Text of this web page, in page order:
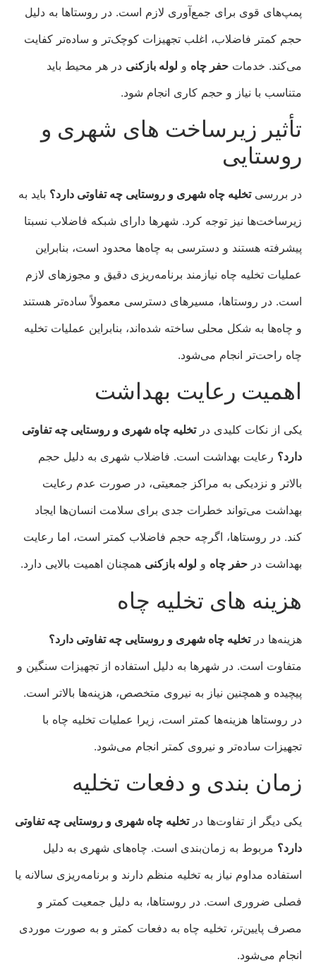
پمپ‌های قوی برای جمع‌آوری لازم است. در روستاها به دلیل
حجم کمتر فاضلاب، اغلب تجهیزات کوچک‌تر و ساده‌تر کفایت
می‌کند. خدمات حفر چاه و لوله بازکنی در هر محیط باید
متناسب با نیاز و حجم کاری انجام شود.
تأثیر زیرساخت‌ های شهری و
روستایی
در بررسیتخلیه چاه شهری و روستایی چه تفاوتی دارد؟ باید به
زیرساخت‌ها نیز توجه کرد. شهرها دارای شبکه فاضلاب نسبتا
پیشرفته هستند و دسترسی به چاه‌ها محدود است، بنابراین
عملیات تخلیه چاه نیازمند برنامه‌ریزی دقیق و مجوزهای لازم
است. در روستاها، مسیرهای دسترسی معمولاً ساده‌تر هستند
و چاه‌ها به شکل محلی ساخته شده‌اند، بنابراین عملیات تخلیه
چاه راحت‌تر انجام می‌شود.
اهمیت رعایت بهداشت
یکی از نکات کلیدی درتخلیه چاه شهری و روستایی چه تفاوتی
دارد؟ رعایت بهداشت است. فاضلاب شهری به دلیل حجم
بالاتر و نزدیکی به مراکز جمعیتی، در صورت عدم رعایت
بهداشت می‌تواند خطرات جدی برای سلامت انسان‌ها ایجاد
کند. در روستاها، اگرچه حجم فاضلاب کمتر است، اما رعایت
بهداشت در حفر چاه و لوله بازکنی همچنان اهمیت بالایی دارد.
هزینه‌ های تخلیه چاه
هزینه‌ها درتخلیه چاه شهری و روستایی چه تفاوتی دارد؟
متفاوت است. در شهرها به دلیل استفاده از تجهیزات سنگین و
پیچیده و همچنین نیاز به نیروی متخصص، هزینه‌ها بالاتر است.
در روستاها هزینه‌ها کمتر است، زیرا عملیات تخلیه چاه با
تجهیزات ساده‌تر و نیروی کمتر انجام می‌شود.
زمان‌ بندی و دفعات تخلیه
یکی دیگر از تفاوت‌ها درتخلیه چاه شهری و روستایی چه تفاوتی
دارد؟ مربوط به زمان‌بندی است. چاه‌های شهری به دلیل
استفاده مداوم نیاز به تخلیه منظم دارند و برنامه‌ریزی سالانه یا
فصلی ضروری است. در روستاها، به دلیل جمعیت کمتر و
مصرف پایین‌تر، تخلیه چاه به دفعات کمتر و به صورت موردی
انجام می‌شود.